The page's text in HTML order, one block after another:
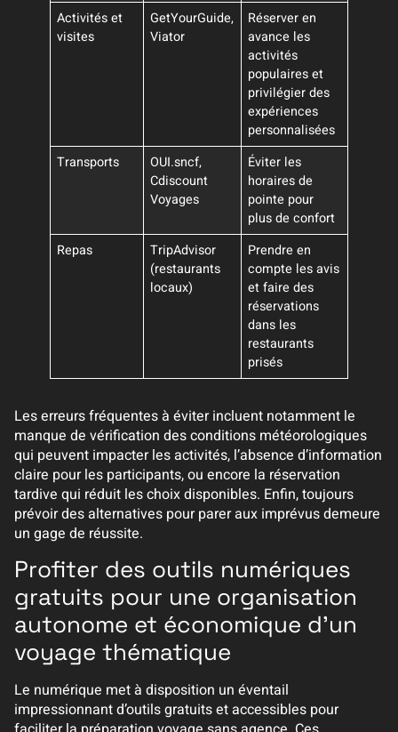
Activités et
visites
GetYourGuide,
Viator
Réserver en
avance les
activités
populaires et
privilégier des
expériences
personnalisées
Transports
OUI.sncf,
Cdiscount
Voyages
Éviter les
horaires de
pointe pour
plus de confort
Repas
TripAdvisor
(restaurants
locaux)
Prendre en
compte les avis
et faire des
réservations
dans les
restaurants
prisés
Les erreurs fréquentes à éviter incluent notamment le
manque de vérification des conditions météorologiques
qui peuvent impacter les activités, l’absence d’information
claire pour les participants, ou encore la réservation
tardive qui réduit les choix disponibles. Enfin, toujours
prévoir des alternatives pour parer aux imprévus demeure
un gage de réussite.
Profiter des outils numériques
gratuits pour une organisation
autonome et économique d’un
voyage thématique
Le numérique met à disposition un éventail
impressionnant d’outils gratuits et accessibles pour